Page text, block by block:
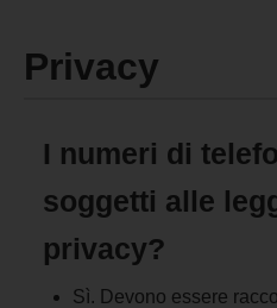
Privacy
I numeri di
soggetti alle
privacy?
Sì. Devono essere